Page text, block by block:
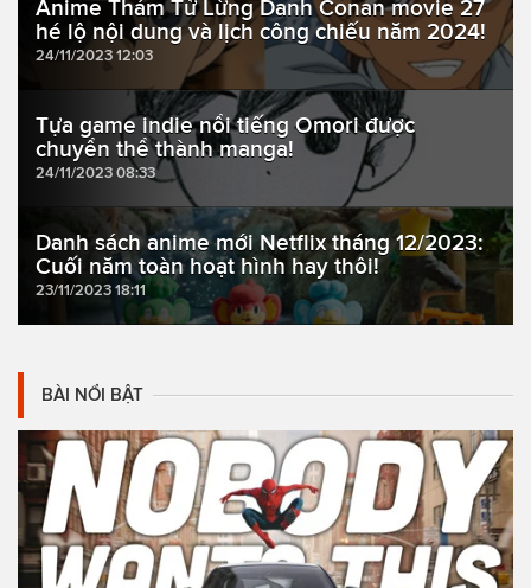
Anime Thám Tử Lừng Danh Conan movie 27
hé lộ nội dung và lịch công chiếu năm 2024!
24/11/2023 12:03
Tựa game indie nổi tiếng Omori được
chuyển thể thành manga!
24/11/2023 08:33
Danh sách anime mới Netflix tháng 12/2023:
Cuối năm toàn hoạt hình hay thôi!
23/11/2023 18:11
BÀI NỔI BẬT